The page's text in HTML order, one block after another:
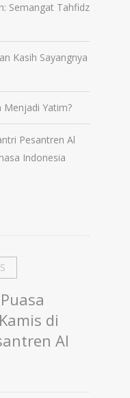
Semangat Tahfidz
Kasih Sayangnya
Menjadi Yatim?
Pesantren Al
Indonesia
di
Al